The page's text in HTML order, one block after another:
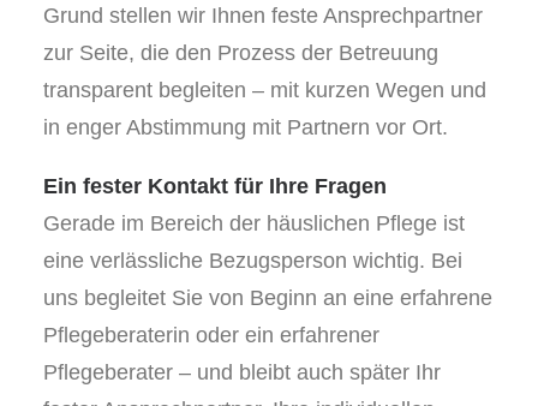
Grund stellen wir Ihnen feste Ansprechpartner
zur Seite, die den Prozess der Betreuung
transparent begleiten – mit kurzen Wegen und
in enger Abstimmung mit Partnern vor Ort.
Ein fester Kontakt für Ihre Fragen
Gerade im Bereich der häuslichen Pflege ist
eine verlässliche Bezugsperson wichtig. Bei
uns begleitet Sie von Beginn an eine erfahrene
Pflegeberaterin oder ein erfahrener
Pflegeberater – und bleibt auch später Ihr